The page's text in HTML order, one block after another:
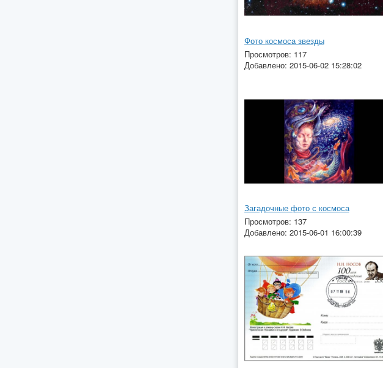
Фото космоса звезды
Просмотров: 117
Добавлено: 2015-06-02 15:28:02
Загадочные фото с космоса
Просмотров: 137
Добавлено: 2015-06-01 16:00:39